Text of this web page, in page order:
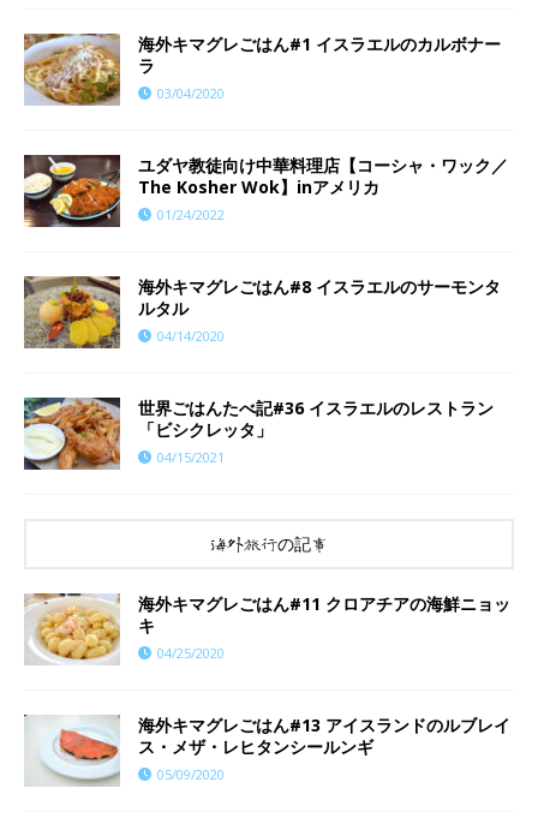
海外キマグレごはん#1 イスラエルのカルボナー
ラ
03/04/2020
ユダヤ教徒向け中華料理店【コーシャ・ワック／
The Kosher Wok】inアメリカ
01/24/2022
海外キマグレごはん#8 イスラエルのサーモンタ
ルタル
04/14/2020
世界ごはんたべ記#36 イスラエルのレストラン
「ビシクレッタ」
04/15/2021
海外旅行の記事
海外キマグレごはん#11 クロアチアの海鮮ニョッ
キ
04/25/2020
海外キマグレごはん#13 アイスランドのルブレイ
ス・メザ・レヒタンシールンギ
05/09/2020